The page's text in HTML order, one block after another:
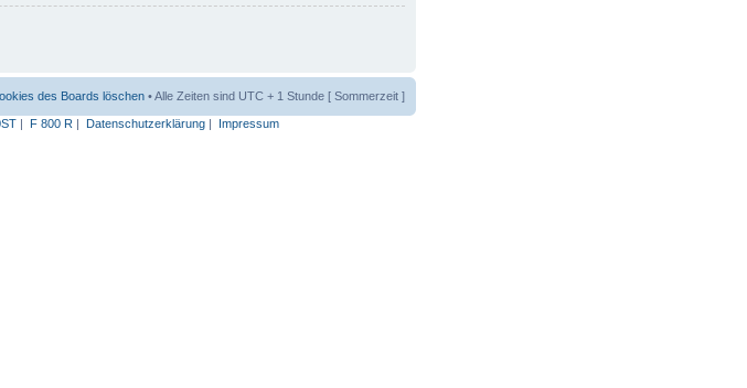
des Boards löschen • Alle Zeiten sind UTC + 1 Stunde [ Sommerzeit ]
| F 800 R | Datenschutzerklärung| Impressum